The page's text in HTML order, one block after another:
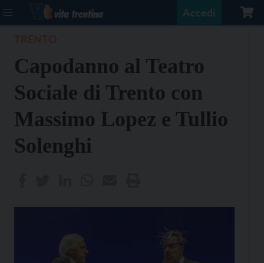
Accedi
Capodanno al Teatro
Sociale di Trento con
Massimo Lopez e Tullio
Solenghi